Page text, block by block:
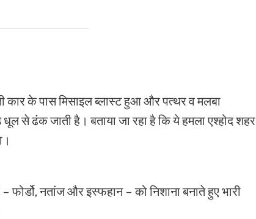
के पास मिसाइल ब्लास्ट हुआ और पत्थर व मलबा
से ढंक जाती है। बताया जा रहा है कि ये हमला एश्होद शहर
फोर्डो, नतांज और इस्फहान – को निशाना बनाते हुए भारी